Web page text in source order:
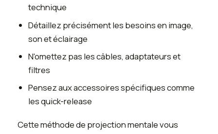
technique
Détaillez précisément les besoins en image,
son et éclairage
N'omettez pas les câbles, adaptateurs et
filtres
Pensez aux accessoires spécifiques comme
les quick-release
Cette méthode de projection mentale vous